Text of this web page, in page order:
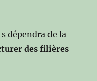
dépendra de la
des filières